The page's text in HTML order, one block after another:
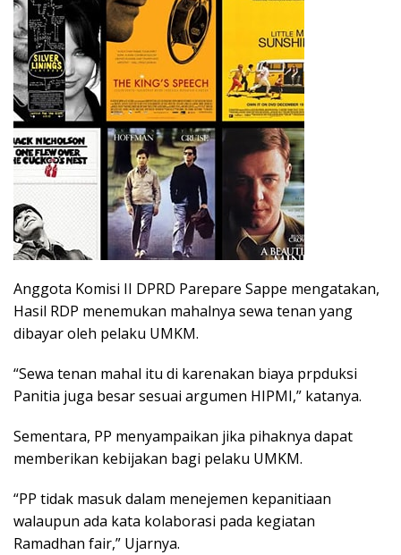
Anggota Komisi II DPRD Parepare Sappe mengatakan,
Hasil RDP menemukan mahalnya sewa tenan yang
dibayar oleh pelaku UMKM.
“Sewa tenan mahal itu di karenakan biaya prpduksi
Panitia juga besar sesuai argumen HIPMI,” katanya.
Sementara, PP menyampaikan jika pihaknya dapat
memberikan kebijakan bagi pelaku UMKM.
“PP tidak masuk dalam menejemen kepanitiaan
walaupun ada kata kolaborasi pada kegiatan
Ramadhan fair,” Ujarnya.